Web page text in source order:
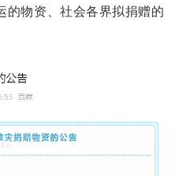
的物资、社会各界拟捐赠的